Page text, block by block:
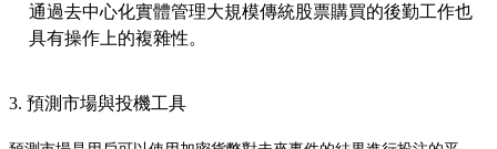
通過去中心化實體管理大規模傳統股票購買的後勤工作也
具有操作上的複雜性。
3. 預測市場與投機工具